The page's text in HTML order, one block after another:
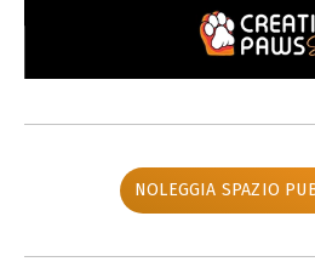
NOLEGGIA SPAZIO